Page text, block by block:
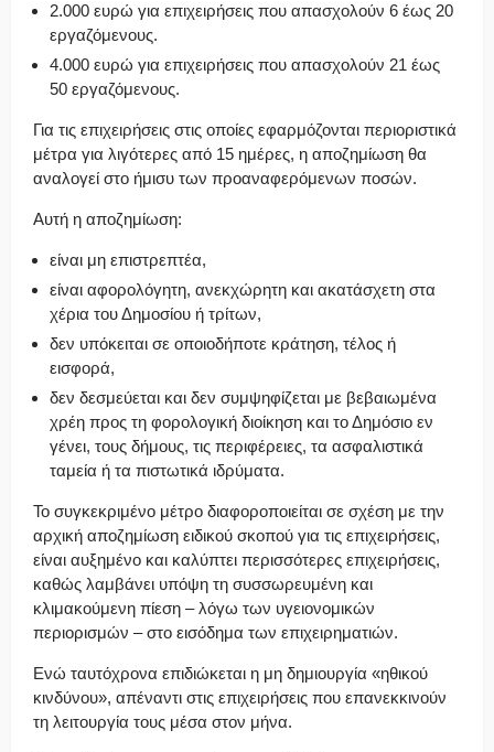
2.000 ευρώ για επιχειρήσεις που απασχολούν 6 έως 20
εργαζόμενους.
4.000 ευρώ για επιχειρήσεις που απασχολούν 21 έως
50 εργαζόμενους.
Για τις επιχειρήσεις στις οποίες εφαρμόζονται περιοριστικά
μέτρα για λιγότερες από 15 ημέρες, η αποζημίωση θα
αναλογεί στο ήμισυ των προαναφερόμενων ποσών.
Αυτή η αποζημίωση:
είναι μη επιστρεπτέα,
είναι αφορολόγητη, ανεκχώρητη και ακατάσχετη στα
χέρια του Δημοσίου ή τρίτων,
δεν υπόκειται σε οποιοδήποτε κράτηση, τέλος ή
εισφορά,
δεν δεσμεύεται και δεν συμψηφίζεται με βεβαιωμένα
χρέη προς τη φορολογική διοίκηση και το Δημόσιο εν
γένει, τους δήμους, τις περιφέρειες, τα ασφαλιστικά
ταμεία ή τα πιστωτικά ιδρύματα.
Το συγκεκριμένο μέτρο διαφοροποιείται σε σχέση με την
αρχική αποζημίωση ειδικού σκοπού για τις επιχειρήσεις,
είναι αυξημένο και καλύπτει περισσότερες επιχειρήσεις,
καθώς λαμβάνει υπόψη τη συσσωρευμένη και
κλιμακούμενη πίεση – λόγω των υγειονομικών
περιορισμών – στο εισόδημα των επιχειρηματιών.
Ενώ ταυτόχρονα επιδιώκεται η μη δημιουργία «ηθικού
κινδύνου», απέναντι στις επιχειρήσεις που επανεκκινούν
τη λειτουργία τους μέσα στον μήνα.